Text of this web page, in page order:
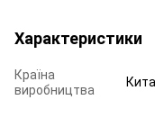
Характеристики
Країна
виробництва